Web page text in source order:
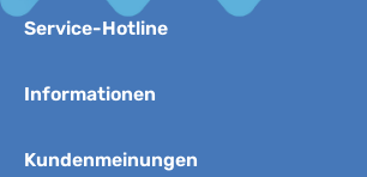
Service-Hotline
Informationen
Kundenmeinungen